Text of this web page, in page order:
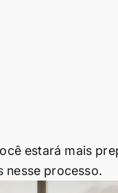
estará mais
nesse processo.